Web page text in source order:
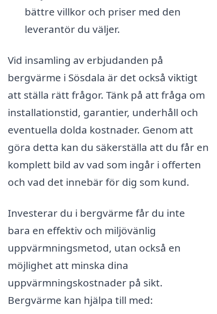
bättre villkor och priser med den
leverantör du väljer.
Vid insamling av erbjudanden på
bergvärme i Sösdala är det också viktigt
att ställa rätt frågor. Tänk på att fråga om
installationstid, garantier, underhåll och
eventuella dolda kostnader. Genom att
göra detta kan du säkerställa att du får en
komplett bild av vad som ingår i offerten
och vad det innebär för dig som kund.
Investerar du i bergvärme får du inte
bara en effektiv och miljövänlig
uppvärmningsmetod, utan också en
möjlighet att minska dina
uppvärmningskostnader på sikt.
Bergvärme kan hjälpa till med: